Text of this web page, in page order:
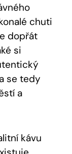
chuti
dopřát
si
se tedy
a
kávu